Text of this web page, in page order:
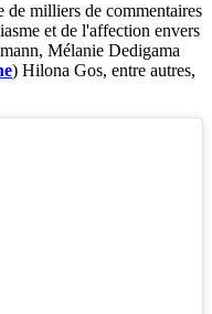
de milliers de commentaires
et de l'affection envers
Mélanie Dedigama
) Hilona Gos, entre autres,